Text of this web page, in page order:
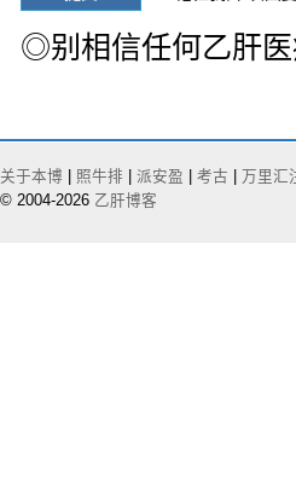
◎别相信任何乙肝
关于本博 照牛排 派安盈 考古 万里汇
© 2004-2026 乙肝博客